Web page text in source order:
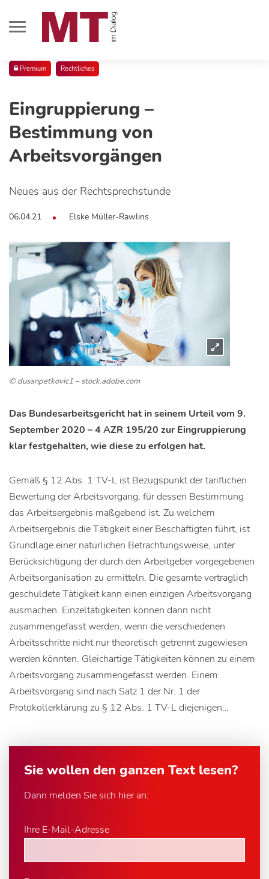
Premium Rechtliches
Eingruppierung –
Bestimmung von
Arbeitsvorgängen
Neues aus der Rechtsprechstunde
06.04.21 Elske Müller-Rawlins
© dusanpetkovic1 – stock.adobe.com
Das Bundesarbeitsgericht hat in seinem Urteil vom 9.
September 2020 – 4 AZR 195/20 zur Eingruppierung
klar festgehalten, wie diese zu erfolgen hat.
Gemäß § 12 Abs. 1 TV-L ist Bezugspunkt der tariflichen
Bewertung der Arbeitsvorgang, für dessen Bestimmung
das Arbeitsergebnis maßgebend ist. Zu welchem
Arbeitsergebnis die Tätigkeit einer Beschäftigten führt, ist
Grundlage einer natürlichen Betrachtungsweise, unter
Berücksichtigung der durch den Arbeitgeber vorgegebenen
Arbeitsorganisation zu ermitteln. Die gesamte vertraglich
geschuldete Tätigkeit kann einen einzigen Arbeitsvorgang
ausmachen. Einzeltätigkeiten können dann nicht
zusammengefasst werden, wenn die verschiedenen
Arbeitsschritte nicht nur theoretisch getrennt zugewiesen
werden könnten. Gleichartige Tätigkeiten können zu einem
Arbeitsvorgang zusammengefasst werden. Einem
Arbeitsvorgang sind nach Satz 1 der Nr. 1 der
Protokollerklärung zu § 12 Abs. 1 TV-L diejenigen…
Sie wollen den ganzen Text lesen?
Dann melden Sie sich hier an:
Ihre E-Mail-Adresse